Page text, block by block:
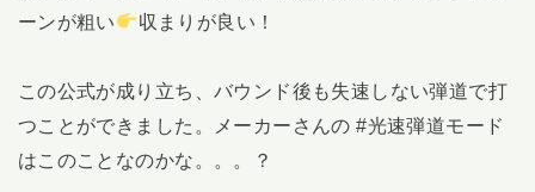
ーンが粗い
収まりが良い！
この公式が成り立ち、バウンド後も失速しない弾道で打
つことができました。メーカーさんの #光速弾道モード
はこのことなのかな。。。？